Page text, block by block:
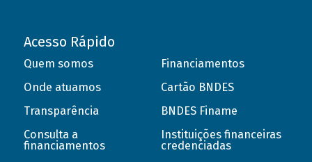
Acesso Rápido
Quem somos
Onde atuamos
Transparência
Consulta a
financiamentos
Financiamentos
Cartão BNDES
BNDES Finame
Instituições financeiras
credenciadas